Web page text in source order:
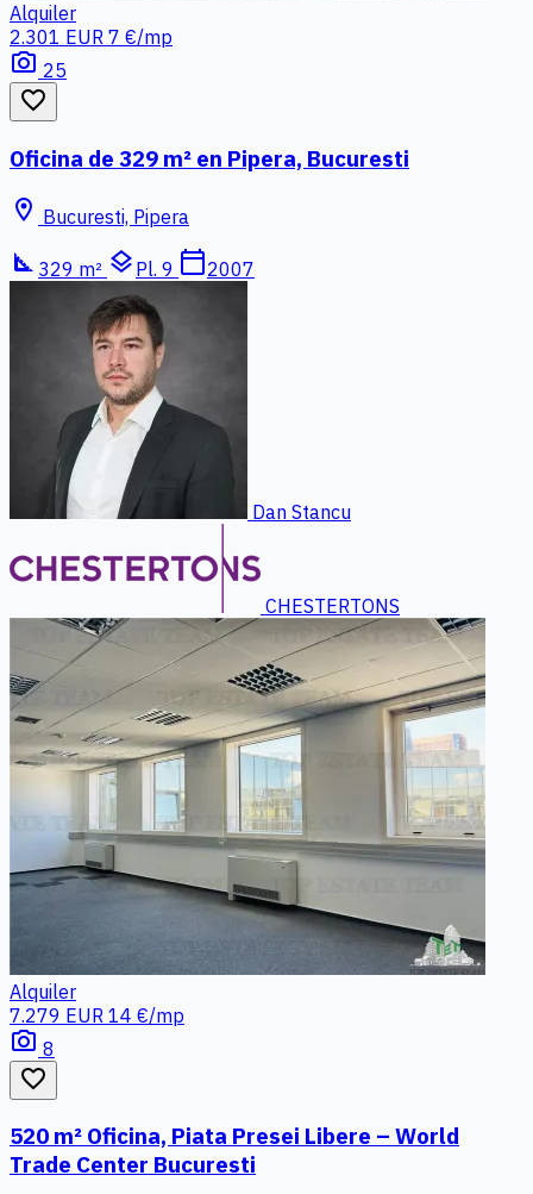
Alquiler
2.301 EUR 7 €/mp
photo_camera 25
favorite_border
Oficina de 329 m² en Pipera, Bucuresti
location_on Bucuresti, Pipera
square_foot 329 m² layers Pl. 9 calendar_today2007
Dan Stancu
CHESTERTONS
Alquiler
7.279 EUR 14 €/mp
photo_camera 8
favorite_border
520 m² Oficina, Piata Presei Libere – World
Trade Center Bucuresti